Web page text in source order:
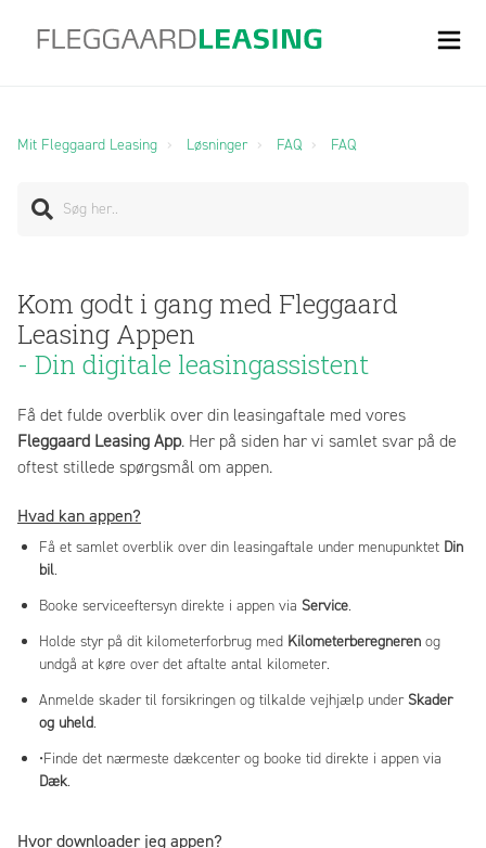
Mit Fleggaard Leasing Løsninger FAQ FAQ
Kom godt i gang med Fleggaard
Leasing Appen
- Din digitale leasingassistent
Få det fulde overblik over din leasingaftale med vores
Fleggaard Leasing App. Her på siden har vi samlet svar på de
oftest stillede spørgsmål om appen.
Hvad kan appen?
Få et samlet overblik over din leasingaftale under menupunktet Din
bil.
Booke serviceeftersyn direkte i appen via Service.
Holde styr på dit kilometerforbrug med Kilometerberegneren og
undgå at køre over det aftalte antal kilometer.
Anmelde skader til forsikringen og tilkalde vejhjælp under Skader
og uheld.
•Finde det nærmeste dækcenter og booke tid direkte i appen via
Dæk.
Hvor downloader jeg appen?